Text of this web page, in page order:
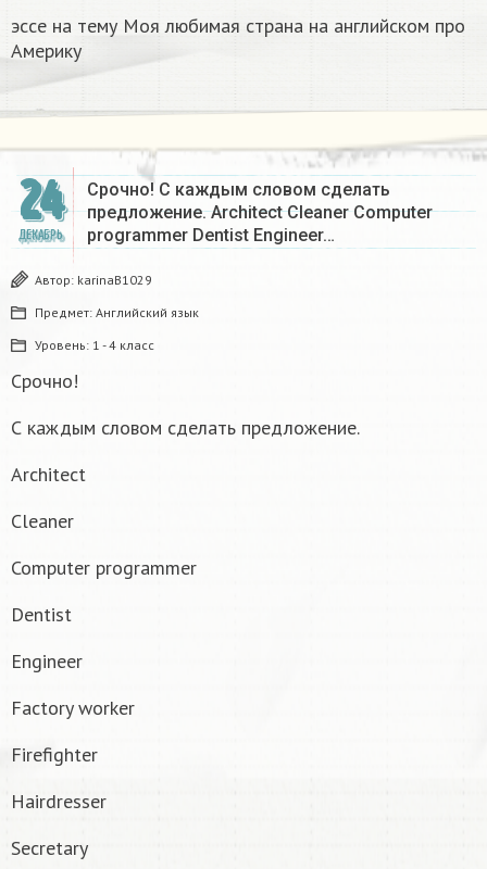
эссе на тему Моя любимая страна на английском про
Америку​
24
ДЕКАБРЬ
Срочно! С каждым словом сделать
предложение. Architect Cleaner Computer
programmer Dentist Engineer…
Автор: karinaB1029
Предмет: Английский язык
Уровень: 1 - 4 класс
Срочно!
С каждым словом сделать предложение.
Architect
Cleaner
Computer programmer
Dentist
Engineer
Factory worker
Firefighter
Hairdresser
Secretary